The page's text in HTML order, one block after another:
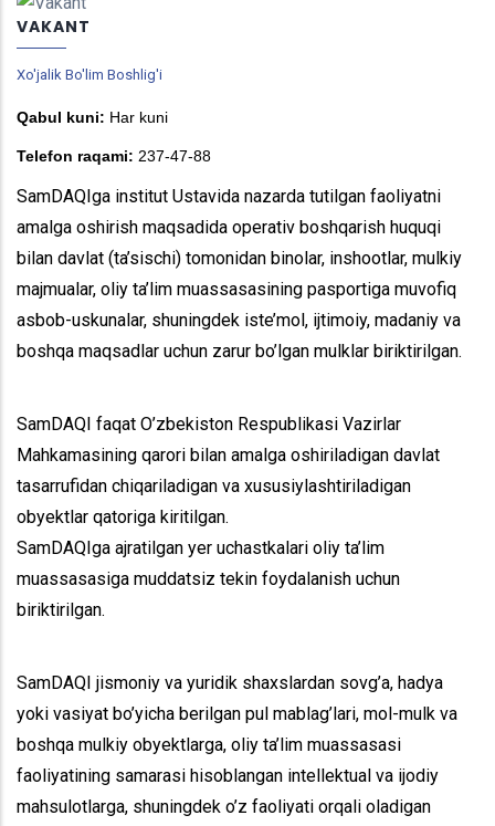
VAKANT
Xo'jalik Bo'lim Boshlig'i
Qabul kuni: Har kuni
Telefon raqami: 237-47-88
SamDAQIga institut Ustavida nazarda tutilgan faoliyatni
amalga oshirish maqsadida operativ boshqarish huquqi
bilan davlat (ta’sischi) tomonidan binolar, inshootlar, mulkiy
majmualar, oliy ta’lim muassasasining pasportiga muvofiq
asbob-uskunalar, shuningdek iste’mol, ijtimoiy, madaniy va
boshqa maqsadlar uchun zarur bo’lgan mulklar biriktirilgan.
SamDAQI faqat O’zbekiston Respublikasi Vazirlar
Mahkamasining qarori bilan amalga oshiriladigan davlat
tasarrufidan chiqariladigan va xususiylashtiriladigan
obyektlar qatoriga kiritilgan.
SamDAQIga ajratilgan yer uchastkalari oliy ta’lim
muassasasiga muddatsiz tekin foydalanish uchun
biriktirilgan.
SamDAQI jismoniy va yuridik shaxslardan sovg’a, hadya
yoki vasiyat bo’yicha berilgan pul mablag’lari, mol-mulk va
boshqa mulkiy obyektlarga, oliy ta’lim muassasasi
faoliyatining samarasi hisoblangan intellektual va ijodiy
mahsulotlarga, shuningdek o’z faoliyati orqali oladigan